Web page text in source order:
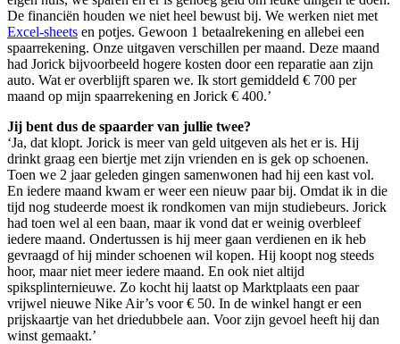
De financiën houden we niet heel bewust bij. We werken niet met
Excel-sheets en potjes. Gewoon 1 betaalrekening en allebei een
spaarrekening. Onze uitgaven verschillen per maand. Deze maand
had Jorick bijvoorbeeld hogere kosten door een reparatie aan zijn
auto. Wat er overblijft sparen we. Ik stort gemiddeld € 700 per
maand op mijn spaarrekening en Jorick € 400.’
Jij bent dus de spaarder van jullie twee?
‘Ja, dat klopt. Jorick is meer van geld uitgeven als het er is. Hij
drinkt graag een biertje met zijn vrienden en is gek op schoenen.
Toen we 2 jaar geleden gingen samenwonen had hij een kast vol.
En iedere maand kwam er weer een nieuw paar bij. Omdat ik in die
tijd nog studeerde moest ik rondkomen van mijn studiebeurs. Jorick
had toen wel al een baan, maar ik vond dat er weinig overbleef
iedere maand. Ondertussen is hij meer gaan verdienen en ik heb
gevraagd of hij minder schoenen wil kopen. Hij koopt nog steeds
hoor, maar niet meer iedere maand. En ook niet altijd
spiksplinternieuwe. Zo kocht hij laatst op Marktplaats een paar
vrijwel nieuwe Nike Air’s voor € 50. In de winkel hangt er een
prijskaartje van het driedubbele aan. Voor zijn gevoel heeft hij dan
winst gemaakt.’